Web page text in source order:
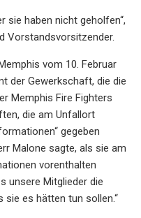
sie haben nicht geholfen“,
Vorstandsvorsitzender.
vom 10. Februar
der Gewerkschaft, die die
Memphis Fire Fighters
die am Unfallort
gegeben
Malone sagte, als sie am
vorenthalten
unsere Mitglieder die
sie es hätten tun sollen.“